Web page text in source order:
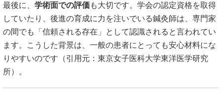
最後に、 学術面での評価も大切です。学会の認定資格を取得
していたり、後進の育成に力を注いでいる鍼灸師は、専門家
の間でも「信頼される存在」として認識されると言われてい
ます。こうした背景は、一般の患者にとっても安心材料にな
りやすいのです（引用元： 東京女子医科大学東洋医学研究
所）。